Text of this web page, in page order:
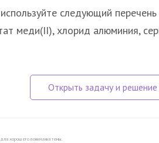
следующий
меди(II), хлорид алюминия,
хорошего понимания темы.